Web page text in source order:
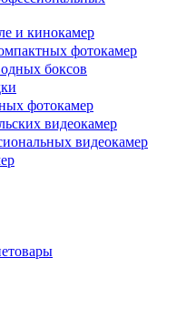
и кинокамер
фотокамер
боксов
фотокамер
видеокамер
видеокамер
товары